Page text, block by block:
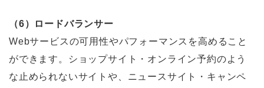
（6）ロードバランサー
Webサービスの可用性やパフォーマンスを高めること
ができます。ショップサイト・オンライン予約のよう
な止められないサイトや、ニュースサイト・キャンペ